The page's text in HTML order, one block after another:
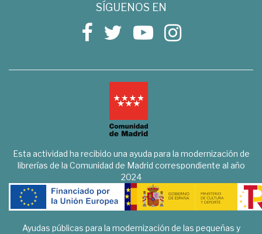
SÍGUENOS EN
Esta actividad ha recibido una ayuda para la modernización de
librerías de la Comunidad de Madrid correspondiente al año
2024
Ayudas públicas para la modernización de las pequeñas y